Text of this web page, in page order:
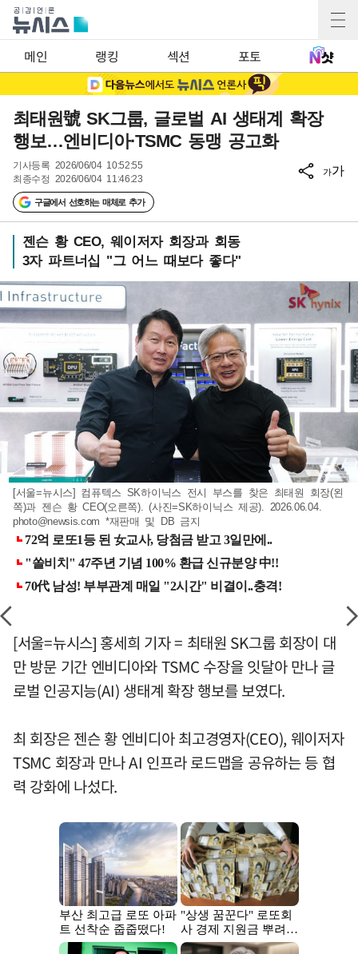
메인 랭킹 섹션 포토
최태원號 SK그룹, 글로벌 AI 생태계 확장
행보…엔비디아·TSMC 동맹 공고화
기사등록 2026/06/04 10:52:55
최종수정 2026/06/04 11:46:23
구글에서 선호하는 매체로 추가
가가
젠슨 황 CEO, 웨이저자 회장과 회동
3자 파트너십 "그 어느 때보다 좋다"
[서울=뉴시스] 컴퓨텍스 SK하이닉스 전시 부스를 찾은 최태원 회장(왼
쪽)과 젠슨 황 CEO(오른쪽). (사진=SK하이닉스 제공). 2026.06.04.
photo@newsis.com *재판매 및 DB 금지
[서울=뉴시스] 홍세희 기자 = 최태원 SK그룹 회장이 대
만 방문 기간 엔비디아와 TSMC 수장을 잇달아 만나 글
로벌 인공지능(AI) 생태계 확장 행보를 보였다.
최 회장은 젠슨 황 엔비디아 최고경영자(CEO), 웨이저자
TSMC 회장과 만나 AI 인프라 로드맵을 공유하는 등 협
력 강화에 나섰다.